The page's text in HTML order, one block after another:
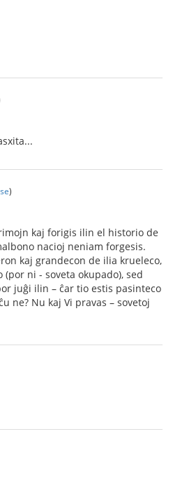
)
kaj forigis ilin el historio de
nacioj neniam forgesis.
kaj grandecon de ilia krueleco,
ni - soveta okupado), sed
juĝi ilin – ĉar tio estis pasinteco
ne? Nu kaj Vi pravas – sovetoj